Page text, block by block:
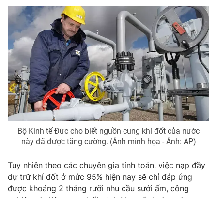
Emagazine Podcast
Photo Infographic
Video Shorts video
VTV Money VTV Thể thao
VTV Sức khoẻ Bất động sản
VTV4 Vươn mình bằng AI
Bộ Kinh tế Đức cho biết nguồn cung khí đốt của nước
này đã được tăng cường. (Ảnh minh họa - Ảnh: AP)
Tuy nhiên theo các chuyên gia tính toán, việc nạp đầy
dự trữ khí đốt ở mức 95% hiện nay sẽ chỉ đáp ứng
được khoảng 2 tháng rưỡi nhu cầu sưởi ấm, công